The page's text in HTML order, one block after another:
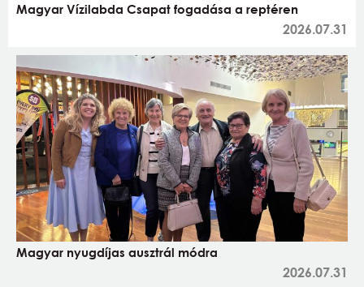
Magyar Vízilabda Csapat fogadása a reptéren
2026.07.31
Magyar nyugdíjas ausztrál módra
2026.07.31